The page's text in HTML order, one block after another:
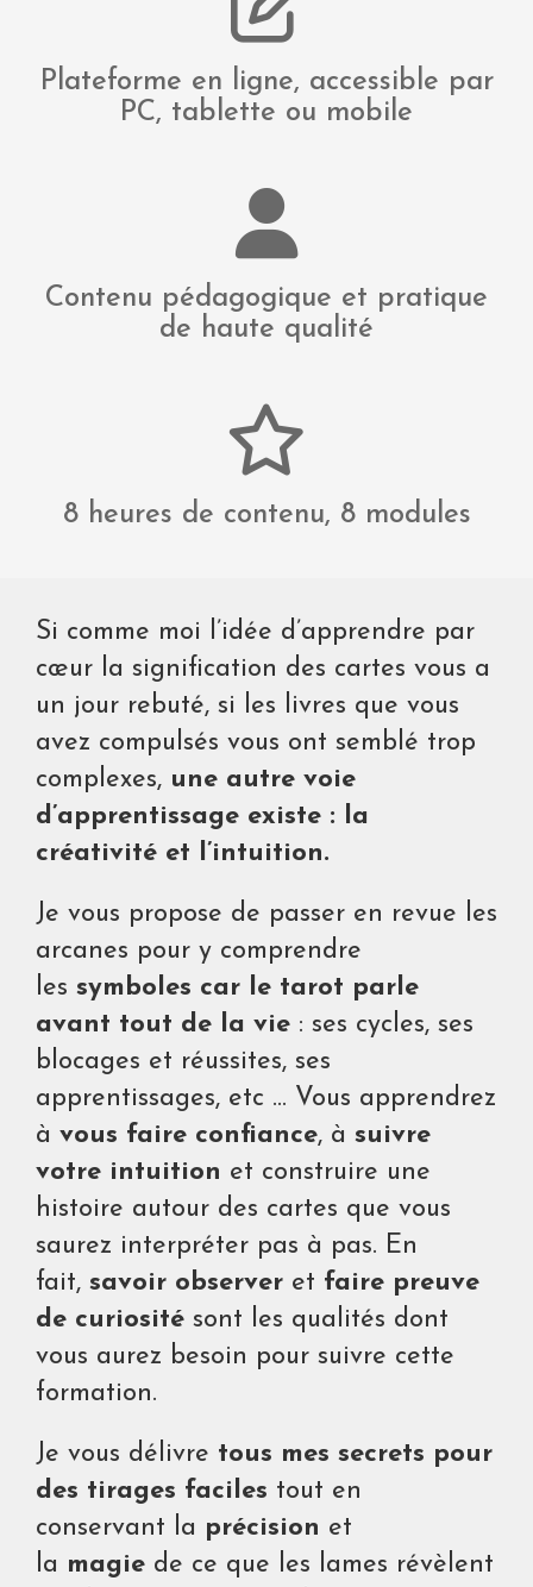
Plateforme en ligne, accessible par
PC, tablette ou mobile
Contenu pédagogique et pratique
de haute qualité
8 heures de contenu, 8 modules
Si comme moi l’idée d’apprendre par
cœur la signification des cartes vous a
un jour rebuté, si les livres que vous
avez compulsés vous ont semblé trop
complexes, une autre voie
d’apprentissage existe : la
créativité et l’intuition.
Je vous propose de passer en revue les
arcanes pour y comprendre
les symboles car le tarot parle
avant tout de la vie : ses cycles, ses
blocages et réussites, ses
apprentissages, etc ... Vous apprendrez
à vous faire confiance, à suivre
votre intuition et construire une
histoire autour des cartes que vous
saurez interpréter pas à pas. En
fait, savoir observer et faire preuve
de curiosité sont les qualités dont
vous aurez besoin pour suivre cette
formation.
Je vous délivre tous mes secrets pour
des tirages faciles tout en
conservant la précision et
la magie de ce que les lames révèlent